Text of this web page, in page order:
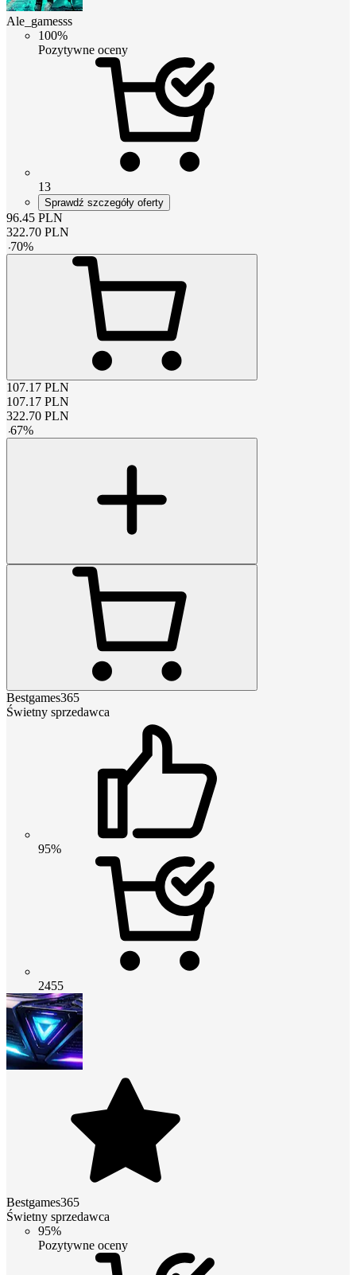
Ale_gamesss
100%
Pozytywne oceny
13
Sprawdź szczegóły oferty
96.45 PLN
322.70 PLN
-70%
107.17 PLN
107.17 PLN
322.70 PLN
-67%
Bestgames365
Świetny sprzedawca
95%
2455
Bestgames365
Świetny sprzedawca
95%
Pozytywne oceny